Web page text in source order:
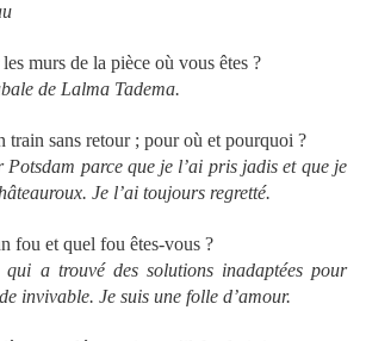
murs de la pièce où vous êtes ?
de Lalma Tadema.
train sans retour ; pour où et pourquoi ?
parce que je l’ai pris jadis et que je
Je l’ai toujours regretté.
fou et quel fou êtes-vous ?
a trouvé des solutions inadaptées pour
invivable. Je suis une folle d’amour.